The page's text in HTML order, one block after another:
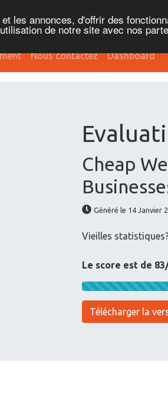
les annonces, d'offrir des
de notre site avec nos
Nous contactez Dashboard
Cheap
Généré le 14 Janvier
Vieilles
Le score est de
Télécharger la